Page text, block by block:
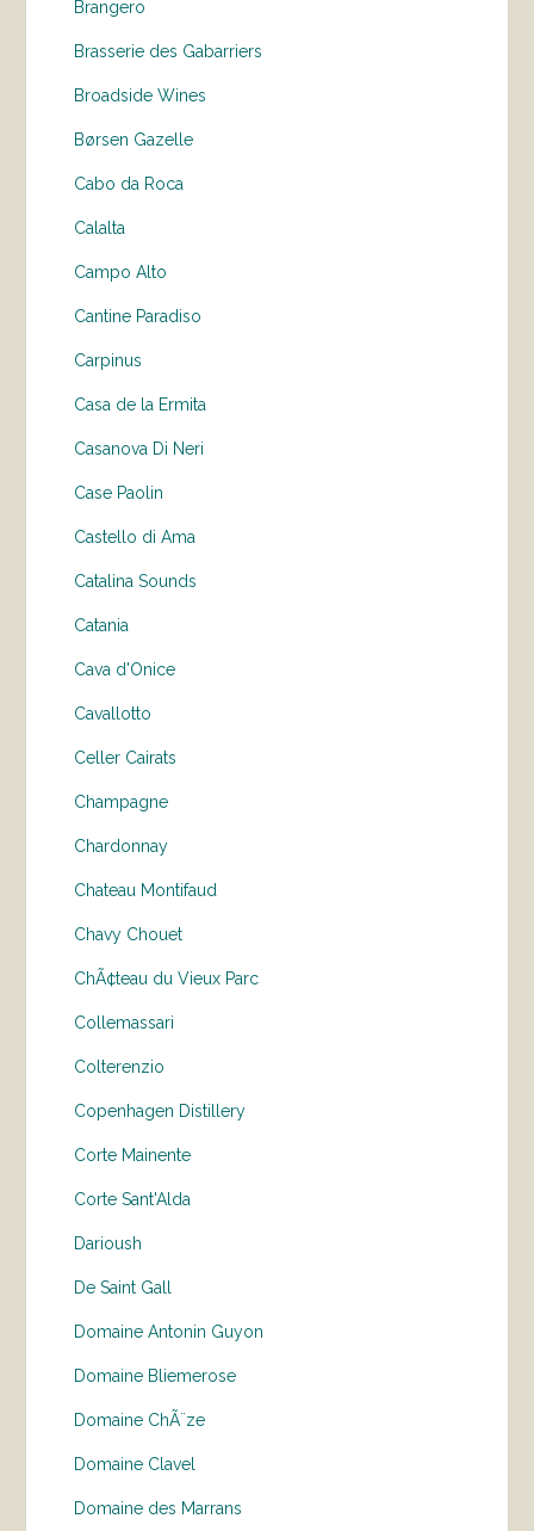
Brangero
Brasserie des Gabarriers
Broadside Wines
Børsen Gazelle
Cabo da Roca
Calalta
Campo Alto
Cantine Paradiso
Carpinus
Casa de la Ermita
Casanova Di Neri
Case Paolin
Castello di Ama
Catalina Sounds
Catania
Cava d'Onice
Cavallotto
Celler Cairats
Champagne
Chardonnay
Chateau Montifaud
Chavy Chouet
ChÃ¢teau du Vieux Parc
Collemassari
Colterenzio
Copenhagen Distillery
Corte Mainente
Corte Sant'Alda
Darioush
De Saint Gall
Domaine Antonin Guyon
Domaine Bliemerose
Domaine ChÃ¨ze
Domaine Clavel
Domaine des Marrans